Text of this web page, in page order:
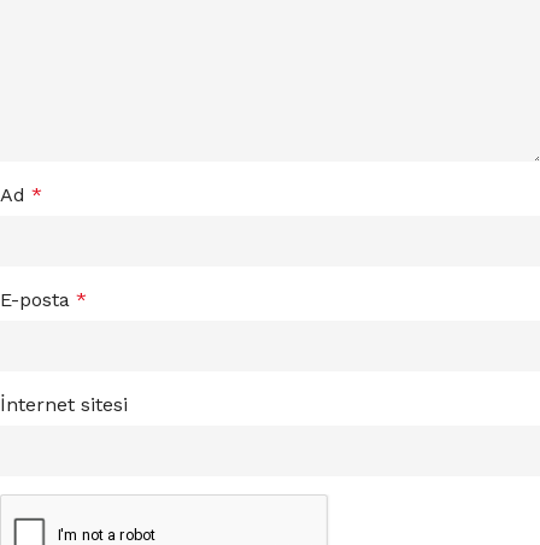
Ad *
E-posta *
İnternet sitesi